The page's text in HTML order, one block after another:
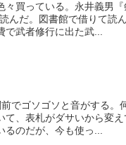
買っている。永井義男
んだ。図書館で借りて読
武者修行に出た武...
でゴソゴソと音がする。
、表札がダサいから変え
のだが、今も使っ...